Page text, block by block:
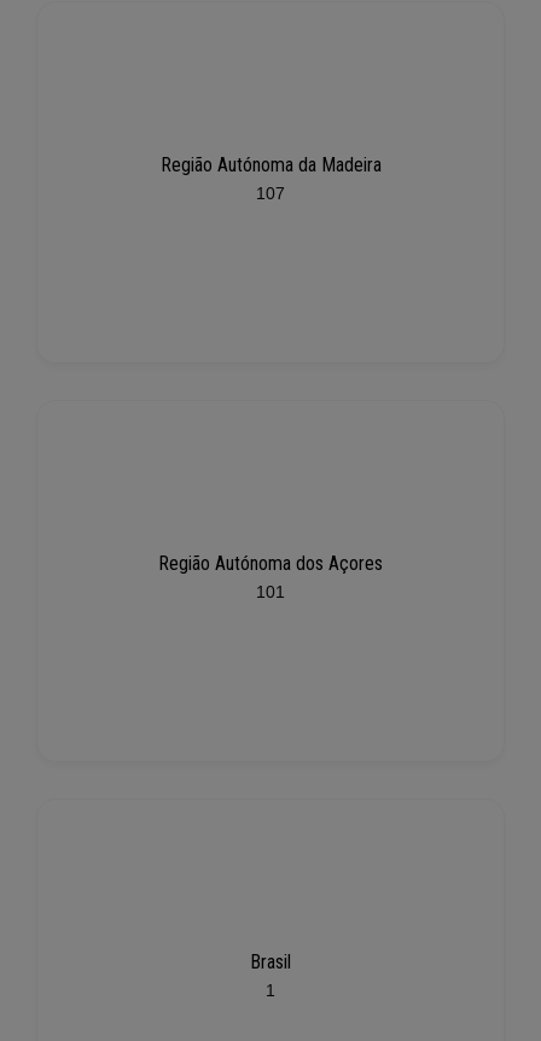
Região Autónoma da Madeira
107
Região Autónoma dos Açores
101
Brasil
1